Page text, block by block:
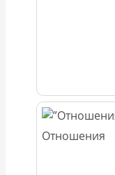
Отношения